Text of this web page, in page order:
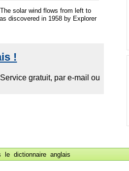
. The solar wind flows from left to
discovered in 1958 by Explorer
le dictionnaire anglais